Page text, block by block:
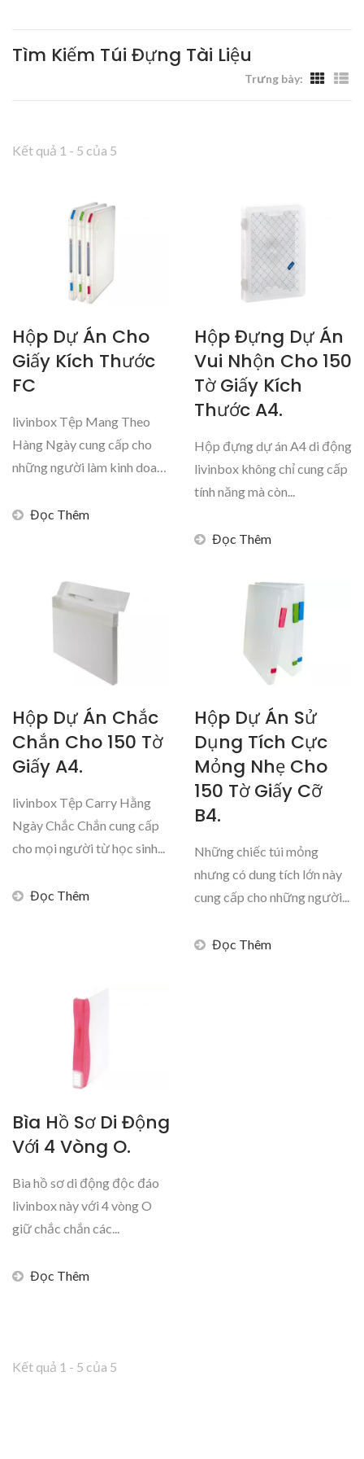
Tìm Kiếm Túi Đựng Tài Liệu
Trưng bày:
Kết quả 1 - 5 của 5
Hộp Dự Án Cho
Giấy Kích Thước
FC
livinbox Tệp Mang Theo
Hàng Ngày cung cấp cho
những người làm kinh doanh
Đọc Thêm
Hộp Đựng Dự Án
Vui Nhộn Cho 150
Tờ Giấy Kích
Thước A4.
Hộp đựng dự án A4 di động
livinbox không chỉ cung cấp
tính năng mà còn...
Đọc Thêm
Hộp Dự Án Chắc
Chắn Cho 150 Tờ
Giấy A4.
livinbox Tệp Carry Hằng
Ngày Chắc Chắn cung cấp
cho mọi người từ học sinh...
Đọc Thêm
Hộp Dự Án Sử
Dụng Tích Cực
Mỏng Nhẹ Cho
150 Tờ Giấy Cỡ
B4.
Những chiếc túi mỏng
nhưng có dung tích lớn này
cung cấp cho những người...
Đọc Thêm
Bìa Hồ Sơ Di Động
Với 4 Vòng O.
Bìa hồ sơ di động độc đáo
livinbox này với 4 vòng O
giữ chắc chắn các...
Đọc Thêm
Kết quả 1 - 5 của 5